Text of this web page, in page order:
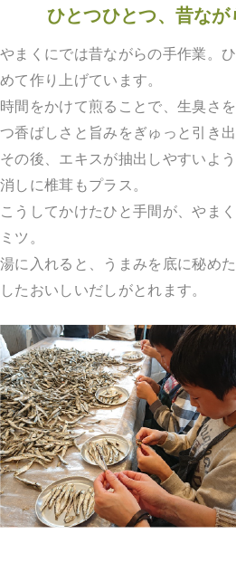
ひとつひとつ、昔なが
やまくにでは昔ながらの手作業。
めて作り上げています。
時間をかけて煎ることで、生臭さ
つ香ばしさと旨みをぎゅっと引き出
その後、エキスが抽出しやすいよ
消しに椎茸もプラス。
こうしてかけたひと手間が、やま
ミツ。
湯に入れると、うまみを底に秘め
したおいしいだしがとれます。